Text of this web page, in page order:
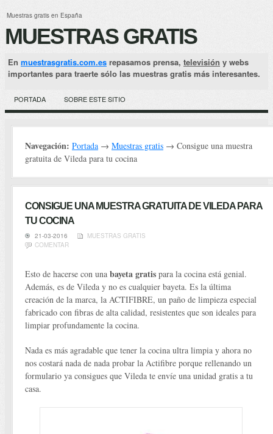
Muestras gratis en España
MUESTRAS GRATIS
En muestrasgratis.com.es repasamos prensa, televisión y webs
importantes para traerte sólo las muestras gratis más interesantes.
PORTADA SOBRE ESTE SITIO
Navegación: Portada → Muestras gratis → Consigue una muestra
gratuita de Vileda para tu cocina
CONSIGUE UNA MUESTRA GRATUITA DE VILEDA PARA
TU COCINA
21-03-2016
MUESTRAS GRATIS
COMENTAR
Esto de hacerse con una bayeta gratis para la cocina está genial.
Además, es de Vileda y no es cualquier bayeta. Es la última
creación de la marca, la ACTIFIBRE, un paño de limpieza especial
fabricado con fibras de alta calidad, resistentes que son ideales para
limpiar profundamente la cocina.
Nada es más agradable que tener la cocina ultra limpia y ahora no
nos costará nada de nada probar la Actifibre porque rellenando un
formulario ya consigues que Vileda te envíe una unidad gratis a tu
casa.